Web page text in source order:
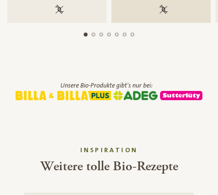
100 % gentechnikfrei 100 %
Unsere Bio-Produkte gibt's nur bei:
INSPIRATION
Weitere tolle Bio-Rezepte